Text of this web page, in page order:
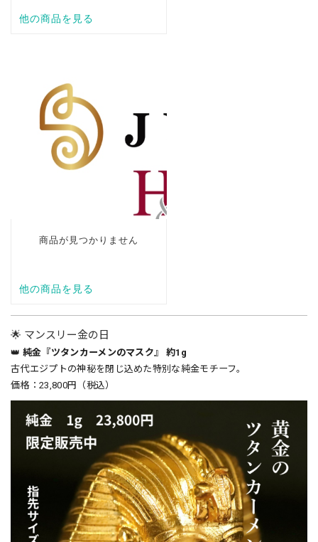
🌟 マンスリー金の日
👑 純金『ツタンカーメンのマスク』 約1g
古代エジプトの神秘を閉じ込めた特別な純金モチーフ。
価格：23,800円（税込）